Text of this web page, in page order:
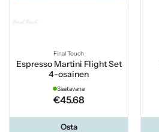
Final Touch
Espresso Martini Flight Set
4-osainen
Saatavana
€45.68
Osta